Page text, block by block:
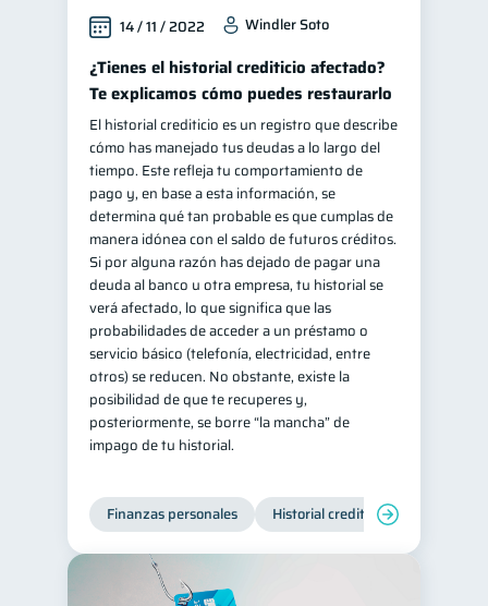
14 / 11 / 2022 Windler Soto
¿Tienes el historial crediticio afectado?
Te explicamos cómo puedes restaurarlo
El historial crediticio es un registro que describe
cómo has manejado tus deudas a lo largo del
tiempo. Este refleja tu comportamiento de
pago y, en base a esta información, se
determina qué tan probable es que cumplas de
manera idónea con el saldo de futuros créditos.
Si por alguna razón has dejado de pagar una
deuda al banco u otra empresa, tu historial se
verá afectado, lo que significa que las
probabilidades de acceder a un préstamo o
servicio básico (telefonía, electricidad, entre
otros) se reducen. No obstante, existe la
posibilidad de que te recuperes y,
posteriormente, se borre “la mancha” de
impago de tu historial.
Finanzas personales Historial crediticio